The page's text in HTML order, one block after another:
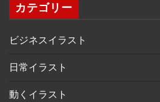
カテゴリー
ビジネスイラスト
日常イラスト
動くイラスト